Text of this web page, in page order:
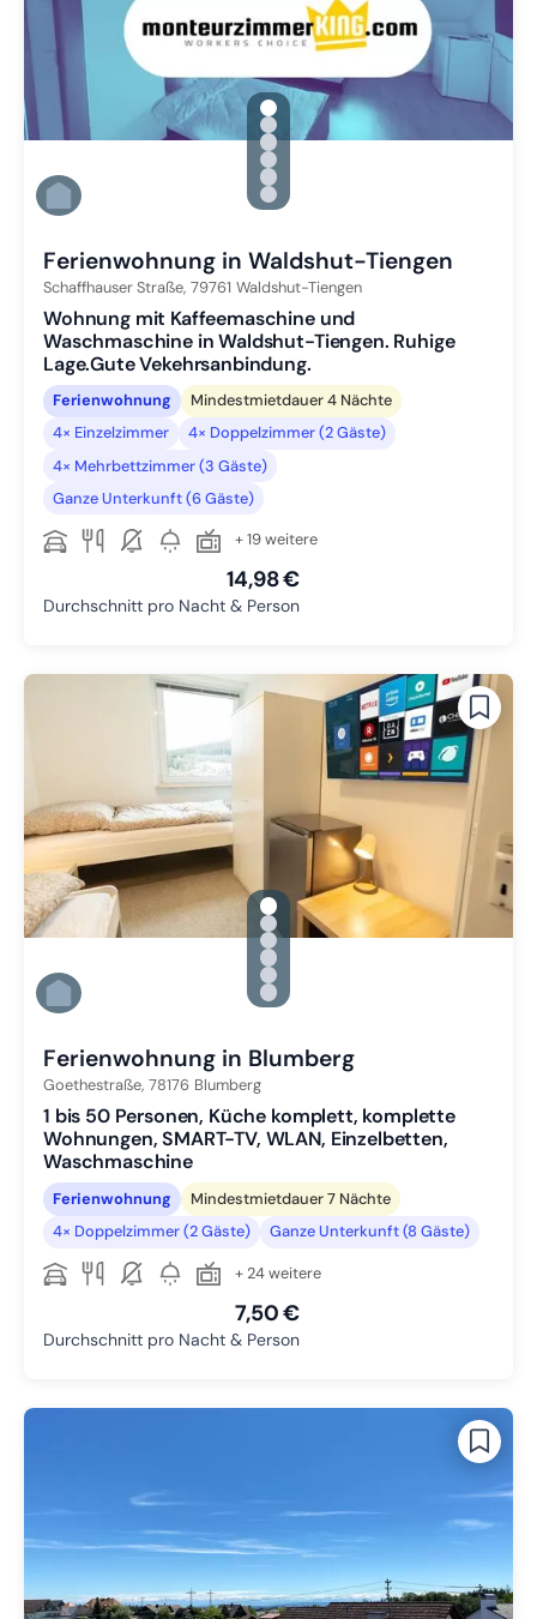
gallery.slide_selector
Zu Slide 1 wechseln
Zu Slide 2 wechseln
Zu Slide 3 wechseln
Zu Slide 4 wechseln
Zu Slide 5 wechseln
Zu Slide 6 wechseln
Ferienwohnung in Waldshut-Tiengen
Schaffhauser Straße, 79761 Waldshut-Tiengen
Wohnung mit Kaffeemaschine und
Waschmaschine in Waldshut-Tiengen. Ruhige
Lage.Gute Vekehrsanbindung.
Ferienwohnung
Mindestmietdauer 4 Nächte
4× Einzelzimmer
4× Doppelzimmer (2 Gäste)
4× Mehrbettzimmer (3 Gäste)
Ganze Unterkunft (6 Gäste)
+ 19 weitere
14,98 €
Durchschnitt pro Nacht & Person
gallery.slide_selector
Zu Slide 1 wechseln
Zu Slide 2 wechseln
Zu Slide 3 wechseln
Zu Slide 4 wechseln
Zu Slide 5 wechseln
Zu Slide 6 wechseln
Ferienwohnung in Blumberg
Goethestraße, 78176 Blumberg
1 bis 50 Personen, Küche komplett, komplette
Wohnungen, SMART-TV, WLAN, Einzelbetten,
Waschmaschine
Ferienwohnung
Mindestmietdauer 7 Nächte
4× Doppelzimmer (2 Gäste)
Ganze Unterkunft (8 Gäste)
+ 24 weitere
7,50 €
Durchschnitt pro Nacht & Person